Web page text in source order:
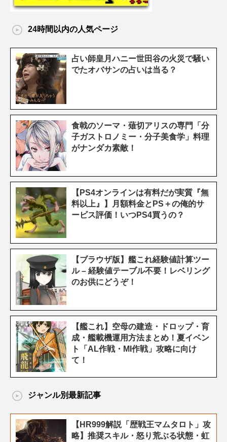
24時間以内の人気ページ
占い師皇月ハニー世田谷の火災で騒い
でたオバサンの占いは当る？
食戟のソーマ・薙切アリスの専門「分
子ガストロノミー・分子美食学」料理
がナンダカ素敵！
【PS4オンラインは有料だが実質『無
料以上』】月額料金とPS＋の俺的サ
ービス評価！いつPS4買うの？
【ブラウザ版】艦これ経験値計算ツー
ル – 経験値テーブル不要！レベリング
のお供にどうぞ！
【艦これ】空母の建造・ドロップ・育
成・艦載機運用方法まとめ！夏イベン
ト「AL作戦・MI作戦」攻略に向け
て！
ジャンル別最新記事
【HR999解説「歴戦王マムタロト」攻
略】推奨スキル・怒り荒ぶる状態・虹